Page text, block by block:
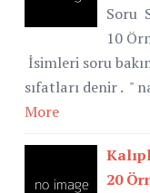
Soru
10
İsimleri soru
sıfatları denir . "
More
20